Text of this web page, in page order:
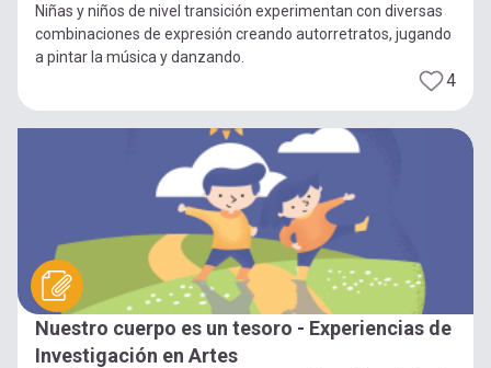
Niñas y niños de nivel transición experimentan con diversas
combinaciones de expresión creando autorretratos, jugando
a pintar la música y danzando.
4
Nuestro cuerpo es un tesoro - Experiencias de
Investigación en Artes